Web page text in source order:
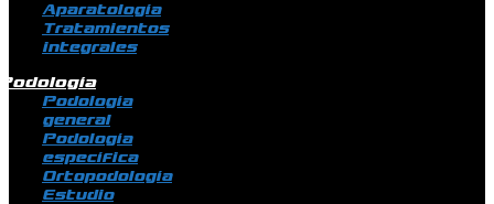
Aparatología
Tratamientos
integrales
Podología
general
Podología
específica
Ortopodología
Estudio